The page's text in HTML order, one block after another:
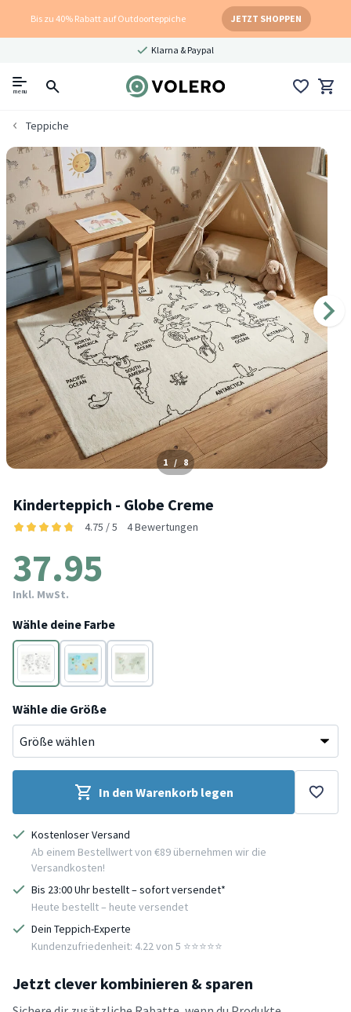
Bis zu 40% Rabatt auf Outdoorteppiche JETZT SHOPPEN
Klarna & Paypal
menu
Teppiche
1 / 8
Kinderteppich - Globe Creme
4.75 / 5 4 Bewertungen
37.95
Inkl. MwSt.
Wähle deine Farbe
Creme Blau
Mint
Wähle die Größe
In den Warenkorb legen
Kostenloser Versand
Ab einem Bestellwert von €89 übernehmen wir die
Versandkosten!
Bis 23:00 Uhr bestellt – sofort versendet*
Heute bestellt – heute versendet
Dein Teppich-Experte
Kundenzufriedenheit: 4.22 von 5 ⭐️⭐️⭐️⭐️⭐️
Jetzt clever kombinieren & sparen